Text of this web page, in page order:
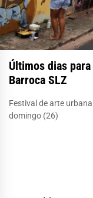
Últimos dias
Barroca SLZ
Festival de arte
domingo (26)